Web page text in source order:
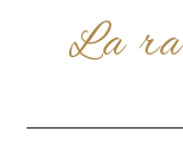
La